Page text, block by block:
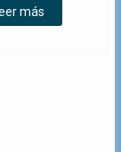
más